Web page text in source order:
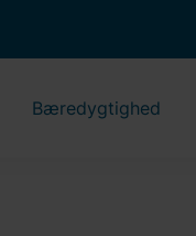
Bæredygtighed